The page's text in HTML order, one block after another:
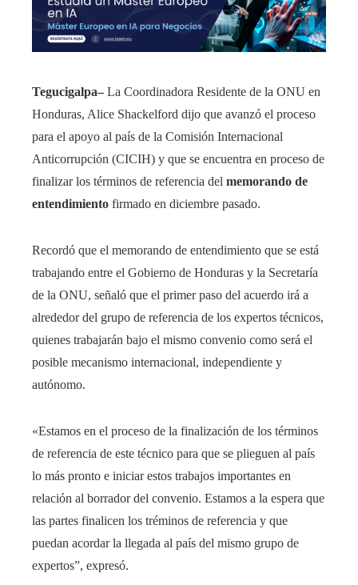
Tegucigalpa– La Coordinadora Residente de la ONU en
Honduras, Alice Shackelford dijo que avanzó el proceso
para el apoyo al país de la Comisión Internacional
Anticorrupción (CICIH) y que se encuentra en proceso de
finalizar los términos de referencia del memorando de
entendimiento firmado en diciembre pasado.
Recordó que el memorando de entendimiento que se está
trabajando entre el Gobierno de Honduras y la Secretaría
de la ONU, señaló que el primer paso del acuerdo irá a
alrededor del grupo de referencia de los expertos técnicos,
quienes trabajarán bajo el mismo convenio como será el
posible mecanismo internacional, independiente y
autónomo.
«Estamos en el proceso de la finalización de los términos
de referencia de este técnico para que se plieguen al país
lo más pronto e iniciar estos trabajos importantes en
relación al borrador del convenio. Estamos a la espera que
las partes finalicen los tréminos de referencia y que
puedan acordar la llegada al país del mismo grupo de
expertos”, expresó.